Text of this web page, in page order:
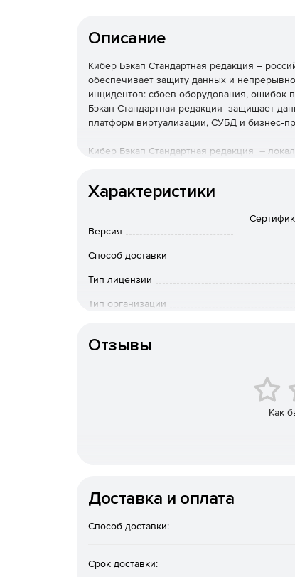
Описание
Кибер Бэкап Стандартная редакция –
обеспечивает защиту данных и
инцидентов: сбоев оборудования, ошибок
Бэкап Стандартная редакция защищает
платформ виртуализации, СУБД и
Кибер Бэкап Стандартная редакция –
Ключевые
редакция
виртуализации, контейнерных сред,
импортозамещения.
Гибкие варианты хранения резервных
изолированные разделы), сетевые
реализовать правило «3‑2‑1» (три
парольная защита резервных копий и
оборудование или «голое железо»,
Характеристики
Версия
Способ доставки
Тип лицензии
Тип организации
Отзывы
Как
Доставка и оплата
Способ доставки:
Срок доставки: